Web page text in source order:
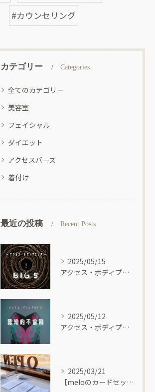
#カウンセリング
カテゴリー Categories
全てのカテゴリー
美容室
フェイシャル
ダイエット
アクセスバーズ
着付け
最近の投稿 Recent Posts
2025/05/15
アクセス・ボディプロセス
2025/05/12
アクセス・ボディプロセス
2025/03/21
【meloのカードセッション】